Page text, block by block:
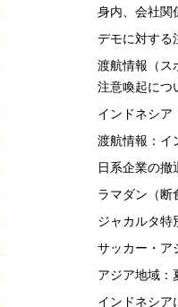
身内、会社関
デモに対する
渡航情報（ス
注意喚起につ
インドネシア
渡航情報：イ
日系企業の撤
ラマダン（断
ジャカルタ特
サッカー・ア
アジア地域：
インドネシア